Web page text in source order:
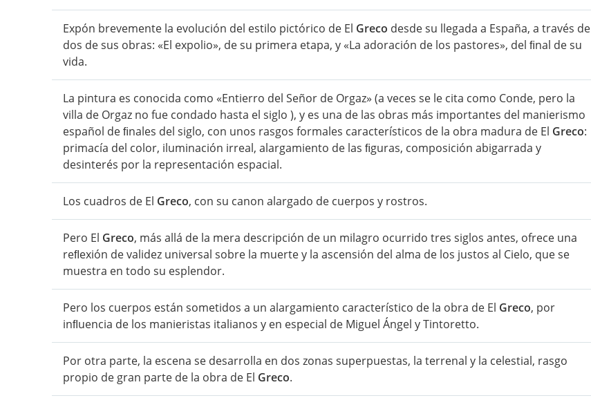
Expón brevemente la evolución del estilo pictórico de El Greco desde su llegada a España, a través de
dos de sus obras: «El expolio», de su primera etapa, y «La adoración de los pastores», del ﬁnal de su
vida.
La pintura es conocida como «Entierro del Señor de Orgaz» (a veces se le cita como Conde, pero la
villa de Orgaz no fue condado hasta el siglo ), y es una de las obras más importantes del manierismo
español de ﬁnales del siglo, con unos rasgos formales característicos de la obra madura de El Greco:
primacía del color, iluminación irreal, alargamiento de las ﬁguras, composición abigarrada y
desinterés por la representación espacial.
Los cuadros de El Greco, con su canon alargado de cuerpos y rostros.
Pero El Greco, más allá de la mera descripción de un milagro ocurrido tres siglos antes, ofrece una
reﬂexión de validez universal sobre la muerte y la ascensión del alma de los justos al Cielo, que se
muestra en todo su esplendor.
Pero los cuerpos están sometidos a un alargamiento característico de la obra de El Greco, por
inﬂuencia de los manieristas italianos y en especial de Miguel Ángel y Tintoretto.
Por otra parte, la escena se desarrolla en dos zonas superpuestas, la terrenal y la celestial, rasgo
propio de gran parte de la obra de El Greco.